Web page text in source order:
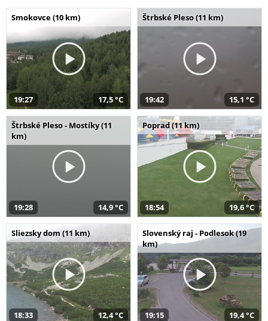
Smokovce (10 km)
19:27 17,5 °C
Štrbské Pleso (11 km)
19:42 15,1 °C
Štrbské Pleso - Mostíky (11
km)
19:28 14,9 °C
Poprad (11 km)
18:54 19,6 °C
Sliezsky dom (11 km)
18:33 12,4 °C
Slovenský raj - Podlesok (19
km)
19:15 19,4 °C